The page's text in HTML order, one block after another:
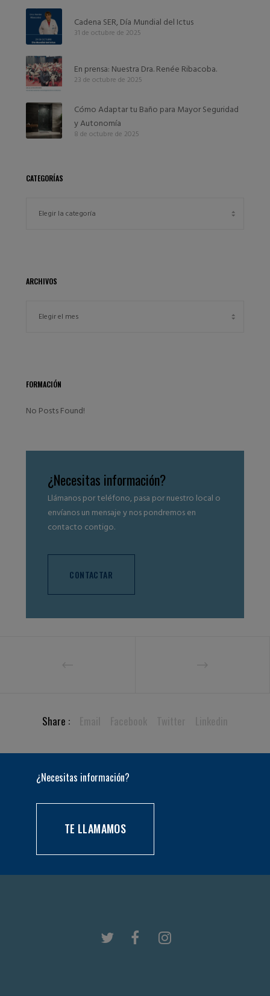
Cadena SER, Día Mundial del Ictus
31 de octubre de 2025
En prensa: Nuestra Dra. Renée Ribacoba.
23 de octubre de 2025
Cómo Adaptar tu Baño para Mayor Seguridad
y Autonomía
8 de octubre de 2025
CATEGORÍAS
ARCHIVOS
FORMACIÓN
No Posts Found!
¿Necesitas información?
Llámanos por teléfono, pasa por nuestro local o
envíanos un mensaje y nos pondremos en
contacto contigo.
CONTACTAR
Share :
¿Necesitas información?
TE LLAMAMOS